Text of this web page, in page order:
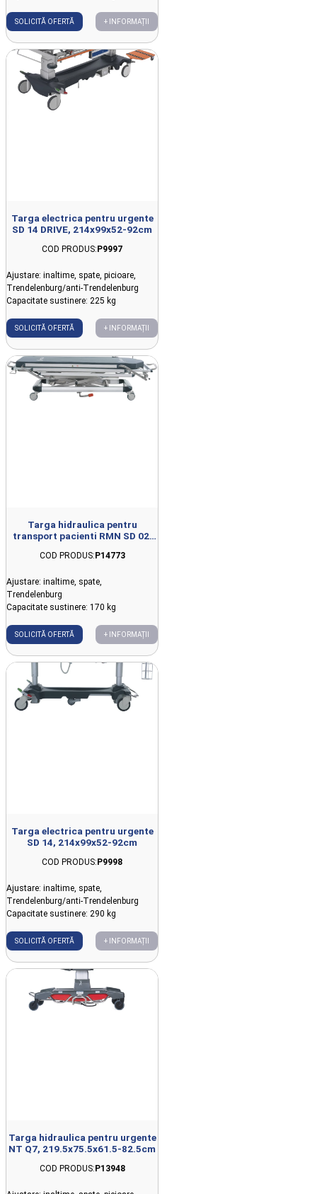
SOLICITĂ OFERTĂ + INFORMAȚII
Targa electrica pentru urgente
SD 14 DRIVE, 214x99x52-92cm
COD PRODUS:P9997
Ajustare: inaltime, spate, picioare,
Trendelenburg/anti-Trendelenburg
Capacitate sustinere: 225 kg
SOLICITĂ OFERTĂ + INFORMAȚII
Targa hidraulica pentru
transport pacienti RMN SD 02,
COD PRODUS:P14773
Ajustare: inaltime, spate,
Trendelenburg
Capacitate sustinere: 170 kg
SOLICITĂ OFERTĂ + INFORMAȚII
Targa electrica pentru urgente
SD 14, 214x99x52-92cm
COD PRODUS:P9998
Ajustare: inaltime, spate,
Trendelenburg/anti-Trendelenburg
Capacitate sustinere: 290 kg
SOLICITĂ OFERTĂ + INFORMAȚII
Targa hidraulica pentru urgente
NT Q7, 219.5x75.5x61.5-82.5cm
COD PRODUS:P13948